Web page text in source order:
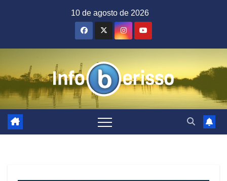
10 de agosto de 2026